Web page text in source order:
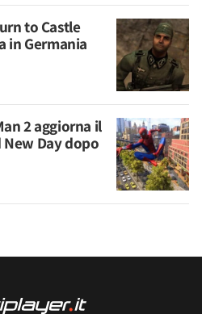
to Castle
in Germania
2 aggiorna il
Day dopo